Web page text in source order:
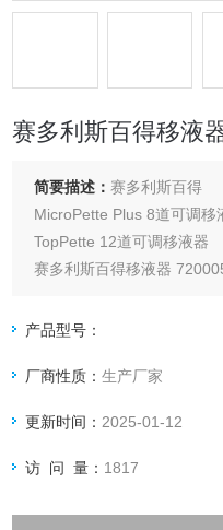
赛多利斯百得移液
简要描述：赛多利斯百得
MicroPette Plus 8道可调移
TopPette 12道可调移液器
赛多利斯百得移液器
产品型号：
厂商性质：生产厂家
更新时间： 2025-01-12
访 问 量： 1817